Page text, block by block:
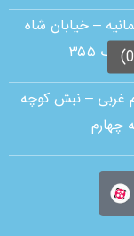
– خیابان شاه
۳۵۵
غربی – نبش کوچه
چهارم